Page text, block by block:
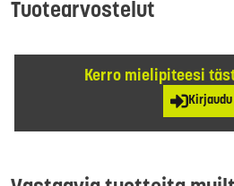
Tuotearvostelut
Kerro mielipiteesi
Kirjaudu